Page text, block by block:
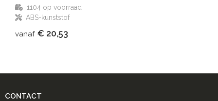
1104 op voorraad
ABS-kunststof
vanaf € 20,53
CONTACT